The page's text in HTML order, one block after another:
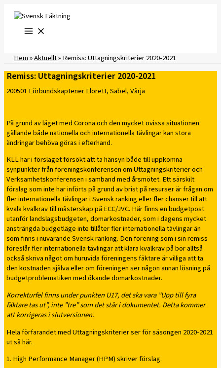
innehåll
Hem»Aktuellt»Remiss: Uttagningskriterier 2020-2021
Remiss: Uttagningskriterier 2020-2021
200501FörbundskaptenerFlorett,Sabel,Värja
På grund av läget med Corona och den mycket ovissa situationen
gällande både nationella och internationella tävlingar kan stora
ändringar behöva göras i efterhand.
KLL har i förslaget försökt att ta hänsyn både till uppkomna
synpunkter från föreningskonferensen om Uttagningskriterier och
Verksamhetskonferensen i samband med årsmötet. Ett särskilt
förslag som inte har införts på grund av brist på resurser är frågan om
fler internationella tävlingar i Svensk ranking eller fler chanser till att
kvala kvalkrav till mästerskap på ECC/JVC. Här finns en budgetpost
utanför landslagsbudgeten, domarkostnader, som i dagens mycket
ansträngda budgetläge inte tillåter fler internationella tävlingar än
som finns i nuvarande Svensk ranking. Den förening som i sin remiss
föreslår fler internationella tävlingar att klara kvalkrav på bör alltså
också skriva något om huruvida föreningens fäktare är villiga att ta
den kostnaden själva eller om föreningen ser någon annan lösning på
budgetproblematiken med ökande domarkostnader.
Korrekturfel finns under punkten U17, det ska vara ”Upp till fyra
fäktare tas ut”, inte ”tre” som det står i dokumentet. Detta kommer
att korrigeras i slutversionen.
Hela förfarandet med Uttagningskriterier ser för säsongen 2020-2021
ut så här.
1. High Performance Manager (HPM) skriver förslag.